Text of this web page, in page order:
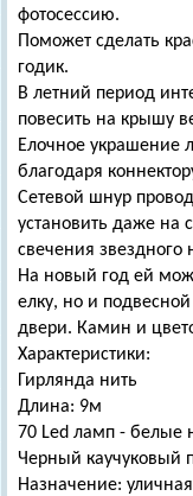
фотосессию.
Поможет сделать
годик.
В летний период
повесить на крышу
Елочное украшение
благодаря
Сетевой шнур
установить даже на
свечения звездного
На новый год ей
елку, но и
двери. Камин и
Характеристики:
Гирлянда нить
Длина: 9м
70 Led ламп - белые
Черный каучуковый
Назначение: